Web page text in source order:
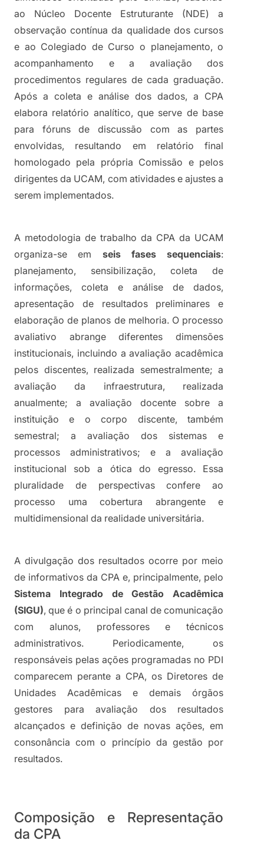
ao Núcleo Docente Estruturante (NDE) a
observação contínua da qualidade dos cursos
e ao Colegiado de Curso o planejamento, o
acompanhamento e a avaliação dos
procedimentos regulares de cada graduação.
Após a coleta e análise dos dados, a CPA
elabora relatório analítico, que serve de base
para fóruns de discussão com as partes
envolvidas, resultando em relatório final
homologado pela própria Comissão e pelos
dirigentes da UCAM, com atividades e ajustes a
serem implementados.
A metodologia de trabalho da CPA da UCAM
organiza-se em seis fases sequenciais:
planejamento, sensibilização, coleta de
informações, coleta e análise de dados,
apresentação de resultados preliminares e
elaboração de planos de melhoria. O processo
avaliativo abrange diferentes dimensões
institucionais, incluindo a avaliação acadêmica
pelos discentes, realizada semestralmente; a
avaliação da infraestrutura, realizada
anualmente; a avaliação docente sobre a
instituição e o corpo discente, também
semestral; a avaliação dos sistemas e
processos administrativos; e a avaliação
institucional sob a ótica do egresso. Essa
pluralidade de perspectivas confere ao
processo uma cobertura abrangente e
multidimensional da realidade universitária.
A divulgação dos resultados ocorre por meio
Sistema Integrado de Gestão Acadêmica
(SIGU), que é o principal canal de comunicação
com alunos, professores e técnicos
administrativos. Periodicamente, os
responsáveis pelas ações programadas no PDI
comparecem perante a CPA, os Diretores de
Unidades Acadêmicas e demais órgãos
gestores para avaliação dos resultados
alcançados e definição de novas ações, em
consonância com o princípio da gestão por
resultados.
Composição e Representação
da CPA